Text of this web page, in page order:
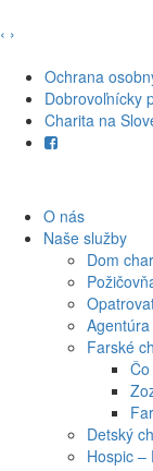
‹ ›
Ochrana
Dobrovoľnícky
Charita na
O nás
Naše služby
Dom
Farské
Detský
Hospic –